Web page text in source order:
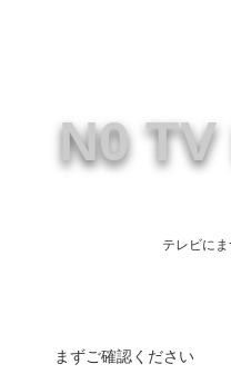
N0
テレビに
まずご確認ください